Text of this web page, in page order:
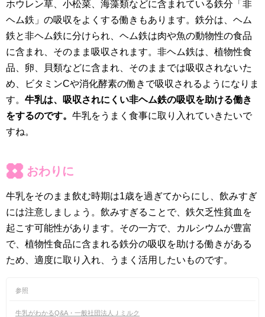
ホウレン草、小松菜、海藻類などに含まれている鉄分「非
ヘム鉄」の吸収をよくする働きもあります。鉄分は、ヘム
鉄と非ヘム鉄に分けられ、ヘム鉄は肉や魚の動物性の食品
に含まれ、そのまま吸収されます。非ヘム鉄は、植物性食
品、卵、貝類などに含まれ、そのままでは吸収されないた
め、ビタミンCや消化酵素の働きで吸収されるようになりま
す。 牛乳は、吸収されにくい非ヘム鉄の吸収を助ける働き
をするのです。 牛乳をうまく食事に取り入れていきたいで
すね。
おわりに
牛乳をそのまま飲む時期は1歳を過ぎてからにし、飲みすぎ
には注意しましょう。飲みすぎることで、鉄欠乏性貧血を
起こす可能性があります。その一方で、カルシウムが豊富
で、植物性食品に含まれる鉄分の吸収を助ける働きがある
ため、適度に取り入れ、うまく活用したいものです。
参照
牛乳がわかるQ&A・一般社団法人Ｊミルク